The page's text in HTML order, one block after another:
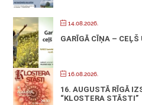
14.08.2026.
GARĪGĀ CĪŅA – CEĻŠ
16.08.2026.
16. AUGUSTĀ RĪGĀ
“KLOSTERA STĀSTI”